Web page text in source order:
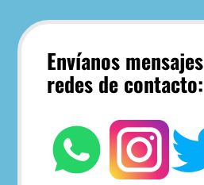
Envíanos
redes de contacto: